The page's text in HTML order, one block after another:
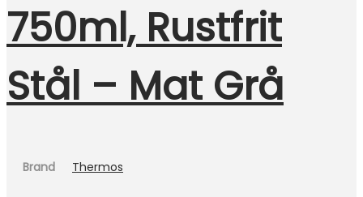
750ml, Rustfrit
Stål – Mat Grå
Brand Thermos